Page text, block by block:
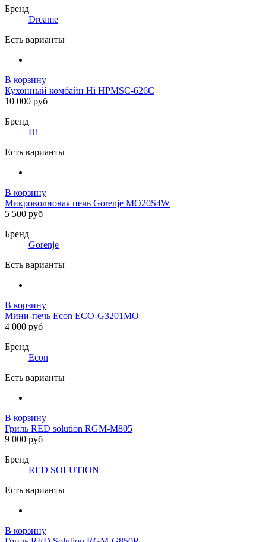
Бренд
Dreame
Есть варианты
В корзину
Кухонный комбайн Hi HPMSC-626C
10 000 руб
Бренд
Hi
Есть варианты
В корзину
Микроволновая печь Gorenje MO20S4W
5 500 руб
Бренд
Gorenje
Есть варианты
В корзину
Мини-печь Econ ECO-G3201MO
4 000 руб
Бренд
Econ
Есть варианты
В корзину
Гриль RED solution RGM-M805
9 000 руб
Бренд
RED SOLUTION
Есть варианты
В корзину